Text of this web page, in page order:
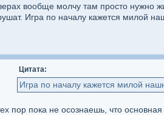
вообще молчу там просто нужно
Игра по началу кажется милой
Цитата:
Игра по началу кажется милой
пор пока не осознаешь, что